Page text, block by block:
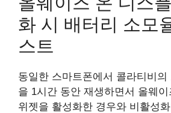
화 시 배터리 소모
스트
동일한 스마트폰에서 콜라티비의
을 1시간 동안 재생하면서 올웨
위젯을 활성화한 경우와 비활성